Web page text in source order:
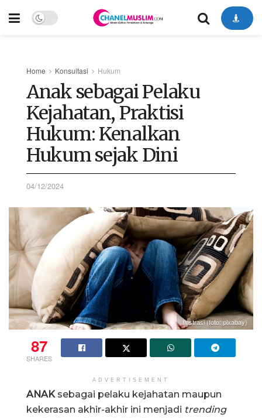
Home Konsultasi Hukum
Anak sebagai Pelaku
Kejahatan, Praktisi
Hukum: Kenalkan
Hukum sejak Dini
04/12/2024
Ilustrasi (foto: pixabay)
87
SHARES
ADVERTISEMENT
ANAKsebagai pelaku kejahatan maupun
kekerasan akhir-akhir ini menjadi trending